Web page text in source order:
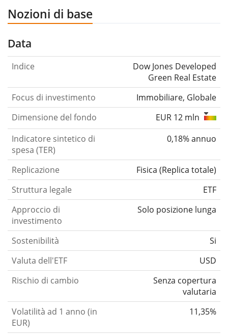
Nozioni di base
Data
Indice
Dow Jones Developed
Green Real Estate
Focus di investimento
Immobiliare, Globale
Dimensione del fondo
EUR 12 mln
Indicatore sintetico di
spesa (TER)
0,18% annuo
Replicazione Fisica (Replica totale)
Struttura legale
ETF
Approccio di
investimento
Solo posizione lunga
Sostenibilità
Si
Valuta dell'ETF
USD
Rischio di cambio
Senza copertura
valutaria
Volatilità ad 1 anno (in
EUR)
11,35%